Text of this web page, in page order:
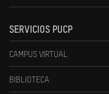
SERVICIOS PUCP
CAMPUS VIRTUAL
BIBLIOTECA